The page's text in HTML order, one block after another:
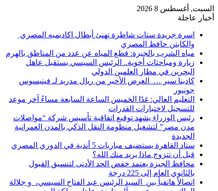
السبت, أغسطس 8 2026
أخبار عاجلة
اسرة جريدة ستات شاطرة تهنئ أبطال اكاديميه المصري
والكابتن حافظ المصري
مياه الشرب بالجيزة: قطع المياه عن عدد من المناطق بالهرم
زيارة ومباحثات أخوية.. الرئيس السيسي يستقبل عاهل
البحرين في مطار العلمين الدولي
كادينا سير … العرض الأخير من ريال مدريد لـ فينيسوس
جونيور
التعليم العالي: غدًا الخميس الساعة السابعة مساءً آخر موعد
للتسجيل لاختبارات القدرات
رئيس الوزراء يشهد توقيع اتفاقية تأسيس شركة “مواصلات
مدن مصر” لتشغيل منظومة النقل الذكي بالمدن العمرانية
الجديدة
ستاد القاهرة يستضيف مباريات 5 أندية في الدوري المصري
قبل أن تتزوج ماذا يريد منك الله؟
محافظ الجيزة يعتمد خفض الحد الأدنى لتنسيق القبول
بالثانوي العام إلى 225 درجة
اتصالأ هاتفيأ بين السيد الرئيس عبد الفتاح السيسي، و جلالة